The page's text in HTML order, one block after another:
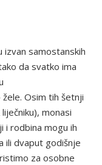
izvan samostanskih
da svatko ima
Osim tih šetnji
monasi
i rodbina mogu ih
ili dvaput godišnje
za osobne